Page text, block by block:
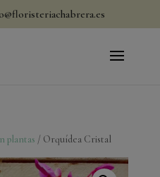
plantas / Orquídea Cristal
modal-check